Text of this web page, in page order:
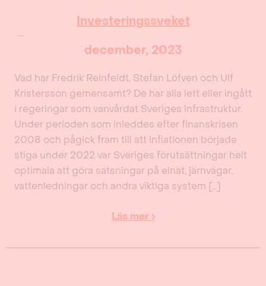
Investeringssveket
december, 2023
Vad har Fredrik Reinfeldt, Stefan Löfven och Ulf
Kristersson gemensamt? De har alla lett eller ingått
i regeringar som vanvårdat Sveriges infrastruktur.
Under perioden som inleddes efter finanskrisen
2008 och pågick fram till att inflationen började
stiga under 2022 var Sveriges förutsättningar helt
optimala att göra satsningar på elnät, järnvägar,
vattenledningar och andra viktiga system […]
Läs mer ›